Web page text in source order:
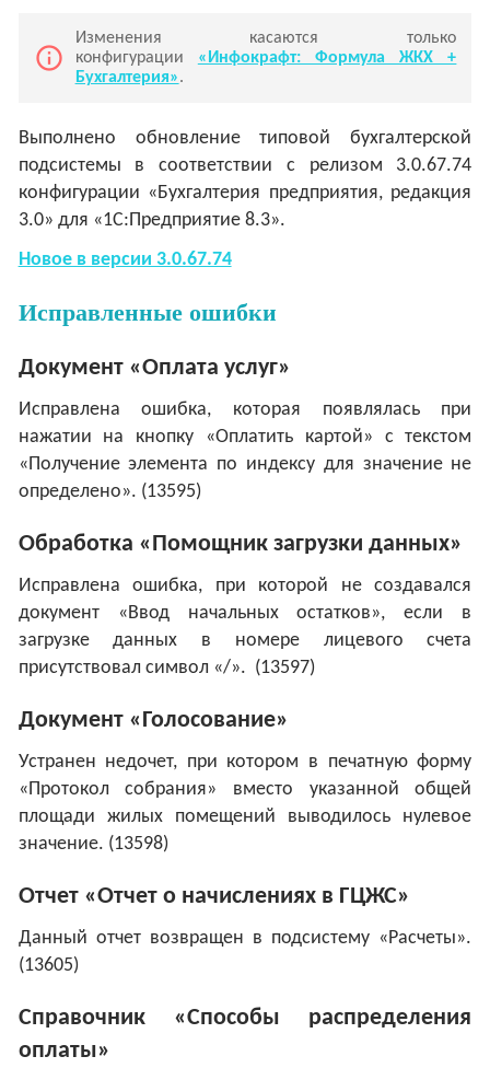
info_outline
Изменения касаются только
конфигурации «Инфокрафт: Формула ЖКХ +
Бухгалтерия».
Выполнено обновление типовой бухгалтерской
подсистемы в соответствии с релизом 3.0.67.74
конфигурации «Бухгалтерия предприятия, редакция
3.0» для «1С:Предприятие 8.3».
Новое в версии 3.0.67.74
Исправленные ошибки
Документ «Оплата услуг»
Исправлена ошибка, которая появлялась при
нажатии на кнопку «Оплатить картой» с текстом
«Получение элемента по индексу для значение не
определено». (13595)
Обработка «Помощник загрузки данных»
Исправлена ошибка, при которой не создавался
документ «Ввод начальных остатков», если в
загрузке данных в номере лицевого счета
присутствовал символ «/». (13597)
Документ «Голосование»
Устранен недочет, при котором в печатную форму
«Протокол собрания» вместо указанной общей
площади жилых помещений выводилось нулевое
значение. (13598)
Отчет «Отчет о начислениях в ГЦЖС»
Данный отчет возвращен в подсистему «Расчеты».
(13605)
Справочник «Способы распределения
оплаты»